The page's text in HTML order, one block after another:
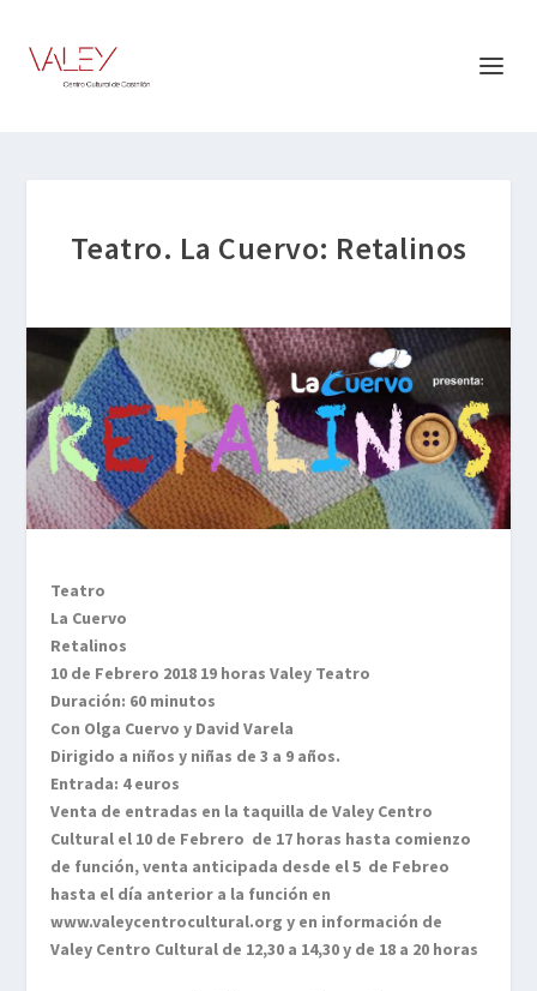
Teatro. La Cuervo: Retalinos
Teatro
La Cuervo
Retalinos
10 de Febrero 2018 19 horas Valey Teatro
Duración: 60 minutos
Con Olga Cuervo y David Varela
Dirigido a niños y niñas de 3 a 9 años.
Entrada: 4 euros
Venta de entradas en la taquilla de Valey Centro
Cultural el 10 de Febrero de 17 horas hasta comienzo
de función, venta anticipada desde el 5 de Febreo
hasta el día anterior a la función en
www.valeycentrocultural.org y en información de
Valey Centro Cultural de 12,30 a 14,30 y de 18 a 20 horas